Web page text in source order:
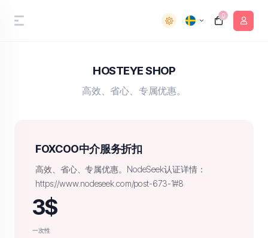
0
HOSTEYE SHOP
高效、省心、专属优惠。
FOXCOO中介服务折扣
高效、省心、专属优惠。NodeSeek认证详情：
https://www.nodeseek.com/post-673-1#8
3$
一次性